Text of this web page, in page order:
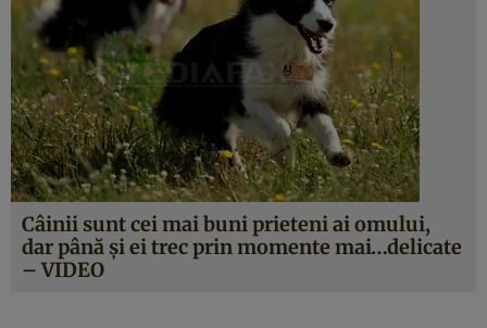
Câinii sunt cei mai buni prieteni ai omului,
dar până şi ei trec prin momente mai…delicate
– VIDEO